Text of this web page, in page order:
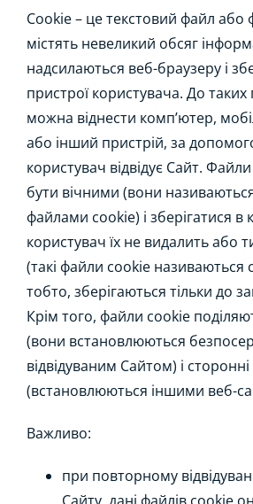
Cookie – це текстовий файл
містять невеликий обсяг
надсилаються веб-браузеру і
пристрої користувача. До таких
можна віднести комп’ютер,
або інший пристрій, за
користувач відвідує Сайт.
бути вічними (вони
файлами cookie) і зберігатися в
користувач їх не видалить або
(такі файли cookie називаються
тобто, зберігаються тільки до
Крім того, файли cookie
(вони встановлюються
відвідуваним Сайтом) і сторонні
(встановлюються іншими веб-
Важливо:
при повторному